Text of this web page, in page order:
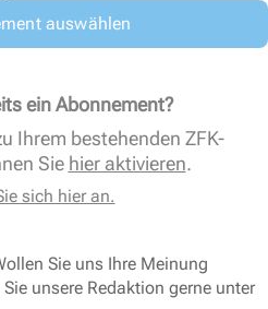
auswählen
ein Abonnement?
Ihrem bestehenden ZFK-
Sie hier aktivieren.
sich hier an.
Sie uns Ihre Meinung
unsere Redaktion gerne unter